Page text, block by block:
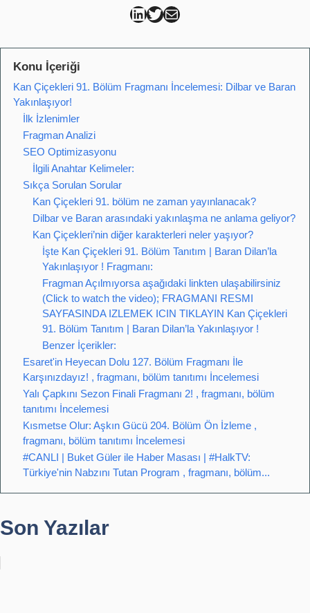
Can Kütahya Linkedin
Can Kütahya Twitter
Can Kütahya Mail
Konu İçeriği
Kan Çiçekleri 91. Bölüm Fragmanı İncelemesi: Dilbar ve Baran
Yakınlaşıyor!
İlk İzlenimler
Fragman Analizi
SEO Optimizasyonu
İlgili Anahtar Kelimeler:
Sıkça Sorulan Sorular
Kan Çiçekleri 91. bölüm ne zaman yayınlanacak?
Dilbar ve Baran arasındaki yakınlaşma ne anlama geliyor?
Kan Çiçekleri’nin diğer karakterleri neler yaşıyor?
İşte Kan Çiçekleri 91. Bölüm Tanıtım | Baran Dilan’la
Yakınlaşıyor ! Fragmanı:
Fragman Açılmıyorsa aşağıdaki linkten ulaşabilirsiniz
(Click to watch the video); FRAGMANI RESMI
SAYFASINDA IZLEMEK ICIN TIKLAYIN Kan Çiçekleri
91. Bölüm Tanıtım | Baran Dilan’la Yakınlaşıyor !
Benzer İçerikler:
Esaret'in Heyecan Dolu 127. Bölüm Fragmanı İle
Karşınızdayız! , fragmanı, bölüm tanıtımı İncelemesi
Yalı Çapkını Sezon Finali Fragmanı 2! , fragmanı, bölüm
tanıtımı İncelemesi
Kısmetse Olur: Aşkın Gücü 204. Bölüm Ön İzleme ,
fragmanı, bölüm tanıtımı İncelemesi
#CANLI | Buket Güler ile Haber Masası | #HalkTV:
Türkiye'nin Nabzını Tutan Program , fragmanı, bölüm...
Son Yazılar